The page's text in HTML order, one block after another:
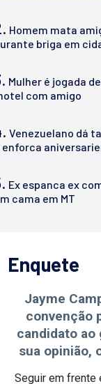
Homem mata
briga em
Mulher é jogada
com amigo
Venezuelano dá
enforca
Ex espanca ex
cama em MT
Enquete
Jayme
convenção
candidato ao
sua opinião,
Seguir em frente